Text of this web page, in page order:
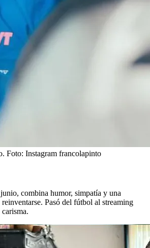
Foto: Instagram francolapinto
combina humor, simpatía y una
Pasó del fútbol al streaming